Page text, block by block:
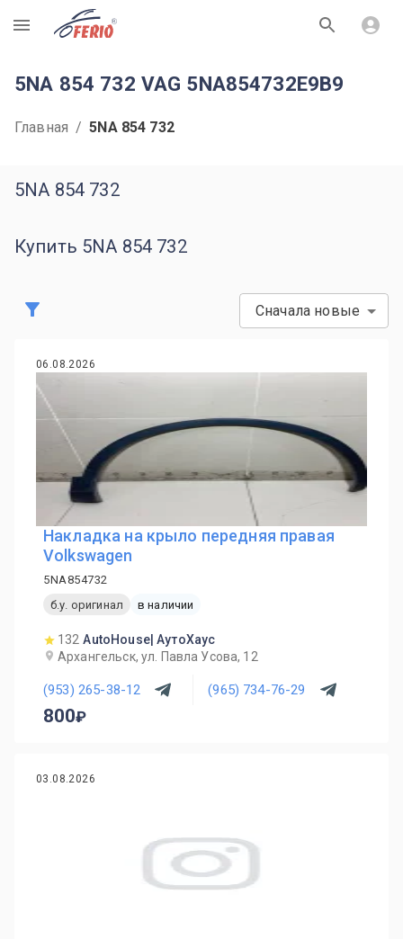
R
5NA 854 732 VAG 5NA854732E9B9
Главная / 5NA 854 732
5NA 854 732
Купить 5NA 854 732
Сначала новые
06.08.2026
Накладка на крыло передняя правая
Volkswagen
5NA854732
б.у. оригинал
в наличии
132 AutoHouse| АутоХаус
Архангельск, ул. Павла Усова, 12
(953) 265-38-12 (965) 734-76-29
800
03.08.2026